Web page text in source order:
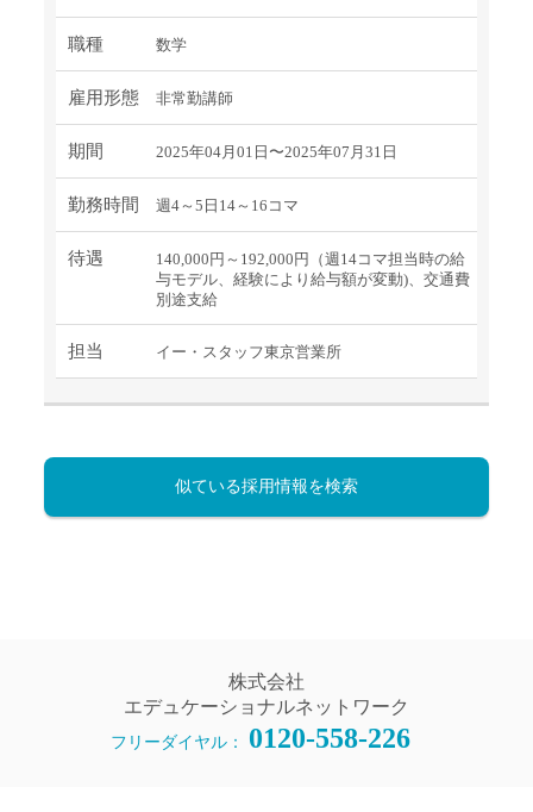
職種 数学
雇用形態 非常勤講師
期間 2025年04月01日〜2025年07月31日
勤務時間 週4～5日14～16コマ
待遇
140,000円～192,000円（週14コマ担当時の給
与モデル、経験により給与額が変動)、交通費
別途支給
担当 イー・スタッフ東京営業所
似ている採用情報を検索
株式会社
エデュケーショナルネットワーク
フリーダイヤル： 0120-558-226